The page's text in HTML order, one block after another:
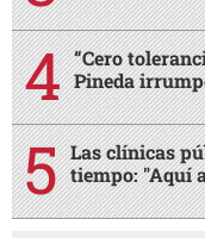
“Cero
Pineda
Las clínicas
tiempo: "Aquí